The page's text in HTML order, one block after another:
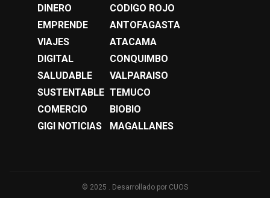
DINERO
EMPRENDE
VIAJES
DIGITAL
SALUDABLE
SUSTENTABLE
COMERCIO
GIGI NOTICIAS
CODIGO ROJO
ANTOFAGASTA
ATACAMA
CONQUIMBO
VALPARAISO
TEMUCO
BIOBIO
MAGALLANES
© 2025 . Desarrollado por CUOS